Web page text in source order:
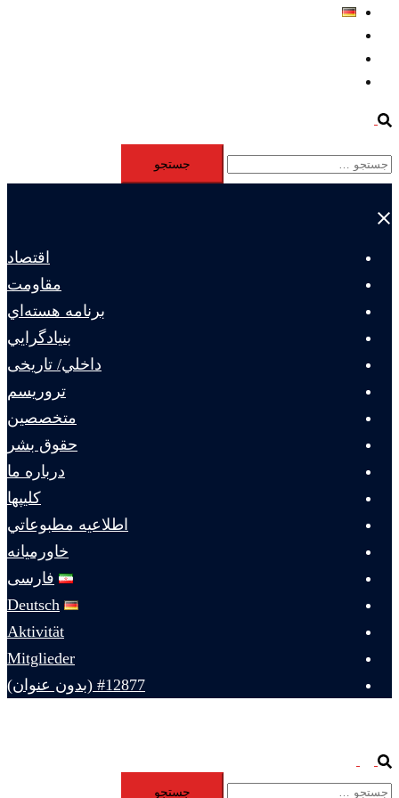
Search
جستجو
برای:
Close
اقتصاد
مقاومت
برنامه هسته‌اي
بنيادگرايي
داخلي/ تاریخی
تروريسم
متخصصين
حقوق بشر
درباره ما
كليپها
اطلاعيه مطبوعاتي
خاورميانه
فارسی
Deutsch
Aktivität
Mitglieder
#12877 (بدون عنوان)
Search
menuجستجو